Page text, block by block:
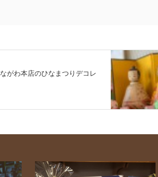
がわ本店のひなまつりデコレ